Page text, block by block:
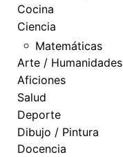
Cocina
Ciencia
Matemáticas
Arte / Humanidades
Aficiones
Salud
Deporte
Dibujo / Pintura
Docencia